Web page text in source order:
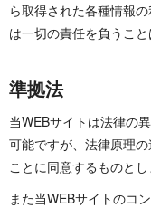
ら取得された各種情報
は一切の責任を負うこと
準 拠 法
当WEBサイトは法律の
可能ですが、法律原理
ことに同意するものと し
また当WEBサイトのコ